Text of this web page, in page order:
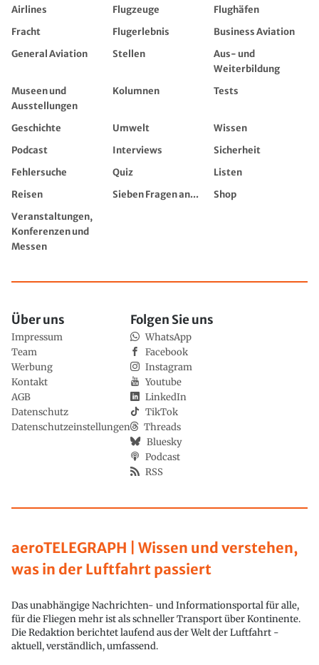
Airlines Flugzeuge
Flughäfen
Fracht
Flugerlebnis
Business Aviation
General Aviation
Stellen
Aus- und
Weiterbildung
Museen und
Ausstellungen
Kolumnen Tests
Geschichte Umwelt
Wissen
Podcast
Interviews
Sicherheit
Fehlersuche
Quiz
Listen
Reisen
Sieben Fragen an...
Shop
Veranstaltungen,
Konferenzen und
Messen
aeroTELEGRAPH | Wissen und verstehen,
was in der Luftfahrt passiert
Das unabhängige Nachrichten- und Informationsportal für alle,
für die Fliegen mehr ist als schneller Transport über Kontinente.
Die Redaktion berichtet laufend aus der Welt der Luftfahrt -
aktuell, verständlich, umfassend.
Über uns
Impressum
Team
Werbung
Kontakt
AGB
Datenschutz
Datenschutzeinstellungen
Folgen Sie uns
WhatsApp
Facebook
Instagram
Youtube
LinkedIn
TikTok
Threads
Bluesky
Podcast
RSS